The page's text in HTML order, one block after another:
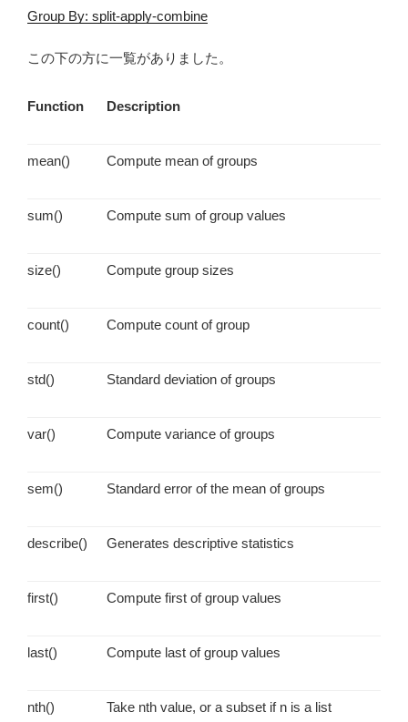
Group By: split-apply-combine
この下の方に一覧がありました。
Function Description
mean() Compute mean of groups
sum() Compute sum of group values
size() Compute group sizes
count() Compute count of group
std() Standard deviation of groups
var() Compute variance of groups
sem() Standard error of the mean of groups
describe() Generates descriptive statistics
first() Compute first of group values
last() Compute last of group values
nth() Take nth value, or a subset if n is a list